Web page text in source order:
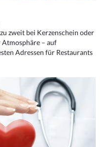
zweit bei Kerzenschein oder
– auf
Adressen für Restaurants